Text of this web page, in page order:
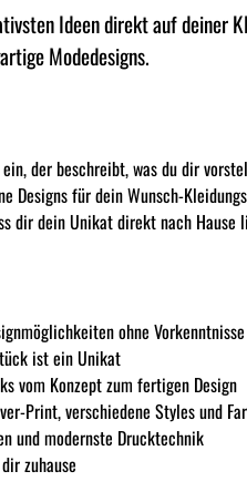
Ideen direkt auf deiner
Modedesigns.
der beschreibt, was du dir
Designs für dein Wunsch-
dir dein Unikat direkt nach Hause
ohne Vorkenntnisse
ist ein Unikat
vom Konzept zum fertigen Design
Print, verschiedene Styles und
und modernste Drucktechnik
zuhause